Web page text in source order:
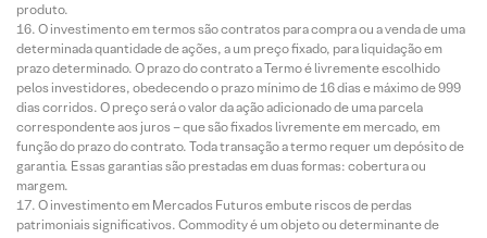
produto.
O investimento em termos são contratos para compra ou a venda de uma
determinada quantidade de ações, a um preço fixado, para liquidação em
prazo determinado. O prazo do contrato a Termo é livremente escolhido
pelos investidores, obedecendo o prazo mínimo de 16 dias e máximo de 999
dias corridos. O preço será o valor da ação adicionado de uma parcela
correspondente aos juros – que são fixados livremente em mercado, em
função do prazo do contrato. Toda transação a termo requer um depósito de
garantia. Essas garantias são prestadas em duas formas: cobertura ou
margem.
O investimento em Mercados Futuros embute riscos de perdas
patrimoniais significativos. Commodity é um objeto ou determinante de